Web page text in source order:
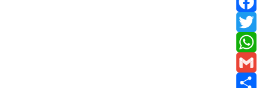
Facebook
Twitter
WhatsApp
Gmail